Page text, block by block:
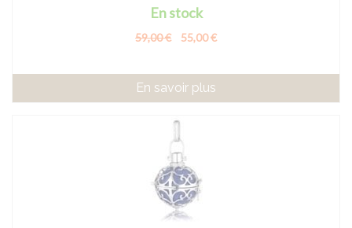
En stock
59,00 € 55,00 €
En savoir plus